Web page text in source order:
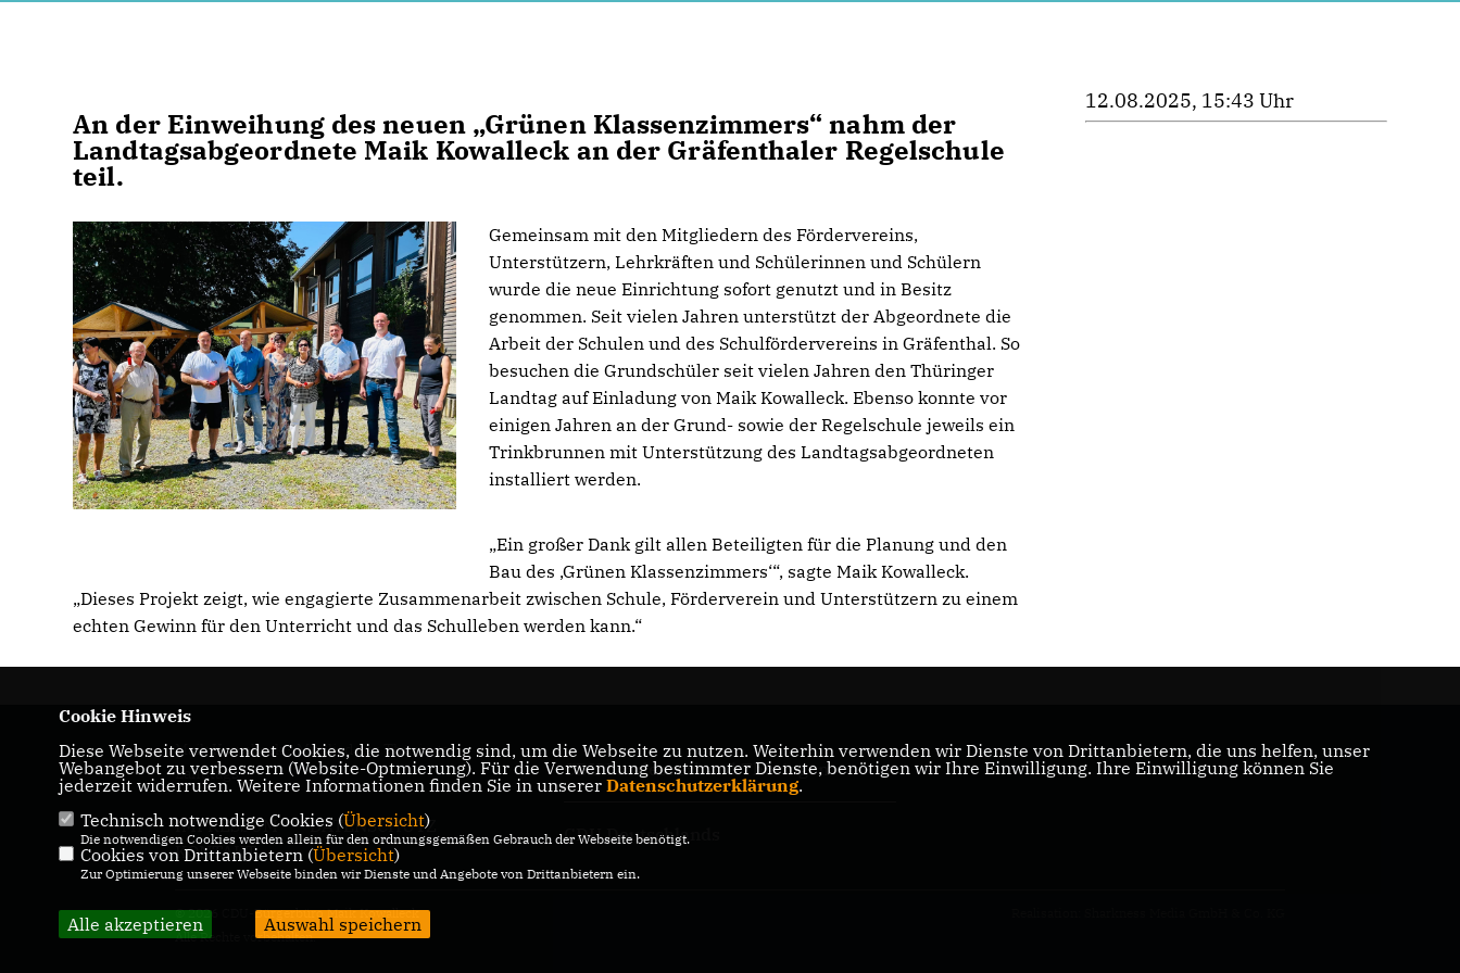
An der Einweihung des neuen „Grünen Klassenzimmers“ nahm der
Landtagsabgeordnete Maik Kowalleck an der Gräfenthaler Regelschule
teil.
Gemeinsam mit den Mitgliedern des Fördervereins,
Unterstützern, Lehrkräften und Schülerinnen und Schülern
wurde die neue Einrichtung sofort genutzt und in Besitz
genommen. Seit vielen Jahren unterstützt der Abgeordnete die
Arbeit der Schulen und des Schulfördervereins in Gräfenthal. So
besuchen die Grundschüler seit vielen Jahren den Thüringer
Landtag auf Einladung von Maik Kowalleck. Ebenso konnte vor
einigen Jahren an der Grund- sowie der Regelschule jeweils ein
Trinkbrunnen mit Unterstützung des Landtagsabgeordneten
installiert werden.
Ein großer Dank gilt allen Beteiligten für die Planung und den
Bau des ‚Grünen Klassenzimmers‘“, sagte Maik Kowalleck.
Dieses Projekt zeigt, wie engagierte Zusammenarbeit zwischen Schule, Förderverein und Unterstützern zu einem
echten Gewinn für den Unterricht und das Schulleben werden kann.“
12.08.2025, 15:43 Uhr
Maik Kowalleck - Mitglied des Thüringer
Landtags
IMPRESSUM
DATENSCHUTZ
KONTAKT
CDU Landesverband Thüringen
CDU Deutschlands
© 2026 CDU-Bürgerbüro Maik Kowalleck
Alle Rechte vorbehalten.
Cookie Hinweis
Diese Webseite verwendet Cookies, die notwendig sind, um die Webseite zu nutzen. Weiterhin verwenden wir Dienste von Drittanbietern, die uns helfen, unser
Webangebot zu verbessern (Website-Optmierung). Für die Verwendung bestimmter Dienste, benötigen wir Ihre Einwilligung. Ihre Einwilligung können Sie
jederzeit widerrufen. Weitere Informationen finden Sie in unserer Datenschutzerklärung.
Technisch notwendige Cookies (Übersicht)
Die notwendigen Cookies werden allein für den ordnungsgemäßen Gebrauch der Webseite benötigt.
Cookies von Drittanbietern (Übersicht)
Zur Optimierung unserer Webseite binden wir Dienste und Angebote von Drittanbietern ein.
Alle akzeptieren Auswahl speichern